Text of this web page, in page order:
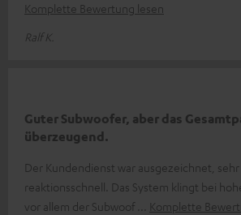
Komplette Bewertung lesen
Ralf K.
Guter Subwoofer, aber das
überzeugend.
Der Kundendienst war ausgezeichnet,
reaktionsschnell. Das System klingt bei
vor allem der Subwoof
Komplette